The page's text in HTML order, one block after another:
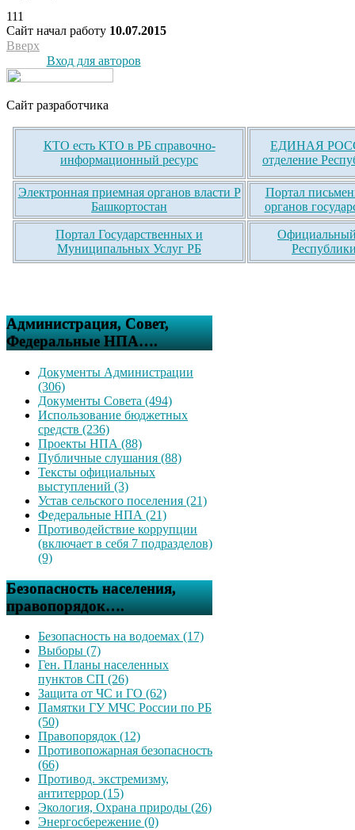
111
Сайт начал работу 10.07.2015
Вверх
Вход для авторов
Сайт разработчика
КТО есть КТО в РБ справочно-
информационный ресурс
ЕДИНАЯ
отделение
Электронная приемная органов власти Р
Башкортостан
Портал
органов
Портал Государственных и
Муниципальных Услуг РБ
Официальный
Администрация, Совет,
Федеральные НПА….
Документы Администрации
(306)
Документы Совета (494)
Использование бюджетных
средств (236)
Проекты НПА (88)
Публичные слушания (88)
Тексты официальных
выступлений (3)
Устав сельского поселения (21)
Федеральные НПА (21)
Противодействие коррупции
(включает в себя 7 подразделов)
(9)
Безопасность населения,
правопорядок….
Безопасность на водоемах (17)
Выборы (7)
Ген. Планы населенных
пунктов СП (26)
Защита от ЧС и ГО (62)
Памятки ГУ МЧС России по РБ
(50)
Правопорядок (12)
Противопожарная безопасность
(66)
Противод. экстремизму,
антитеррор (15)
Экология, Охрана природы (26)
Энергосбережение (0)